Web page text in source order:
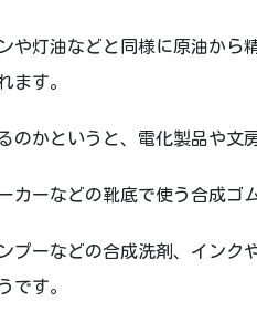
や灯油などと同様に原油から
ます。
のかというと、電化製品や文
カーなどの靴底で使う合成ゴム
プーなどの合成洗剤、インク
です。